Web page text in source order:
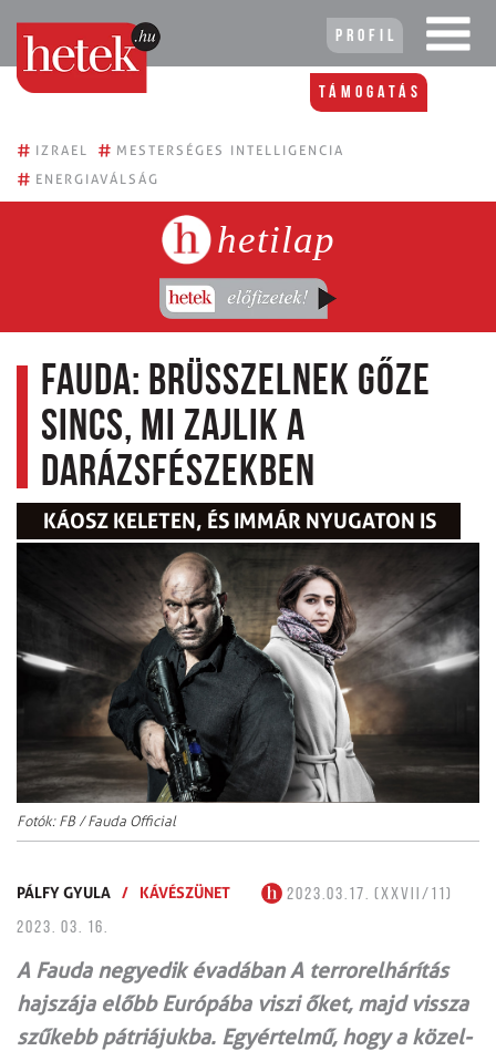
Profil
Támogatás
# IZRAEL # MESTERSÉGES INTELLIGENCIA
# ENERGIAVÁLSÁG
hetilap
Fauda: Brüsszelnek gőze
sincs, mi zajlik a
darázsfészekben
KÁOSZ KELETEN, ÉS IMMÁR NYUGATON IS
Fotók: FB / Fauda Official
PÁLFY GYULA / KÁVÉSZÜNET
2023.03.17. (XXVII/11)
2023. 03. 16.
A Fauda negyedik évadában A terrorelhárítás
hajszája előbb Európába viszi őket, majd vissza
szűkebb pátriájukba. Egyértelmű, hogy a közel-